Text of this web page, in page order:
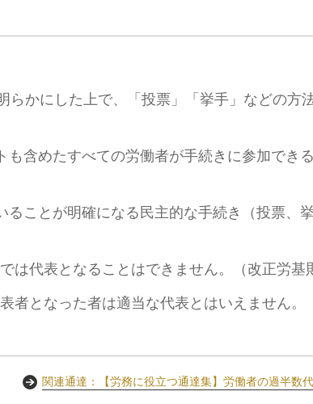
かにした上で、「投票」「挙手」などの方
含めたすべての労働者が手続きに参加でき
ことが明確になる民主的な手続き（投票、
代表となることはできません。（改正労基
となった者は適当な代表とはいえません。
関連通達：【労務に役立つ通達集】労働者の過半数